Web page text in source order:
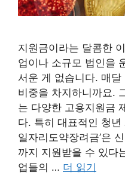
지원금이라는 달콤한
업이나 소규모 법인을
서운 게 없습니다. 매
비중을 차지하니까요.
는 다양한 고용지원금
다. 특히 대표적인 청년
일자리도약장려금’은
까지 지원받을 수 있다
업들의 … 더 읽기